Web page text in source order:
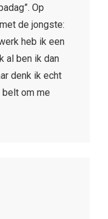
Op
de jongste:
heb ik een
al ben ik dan
denk ik echt
belt om me